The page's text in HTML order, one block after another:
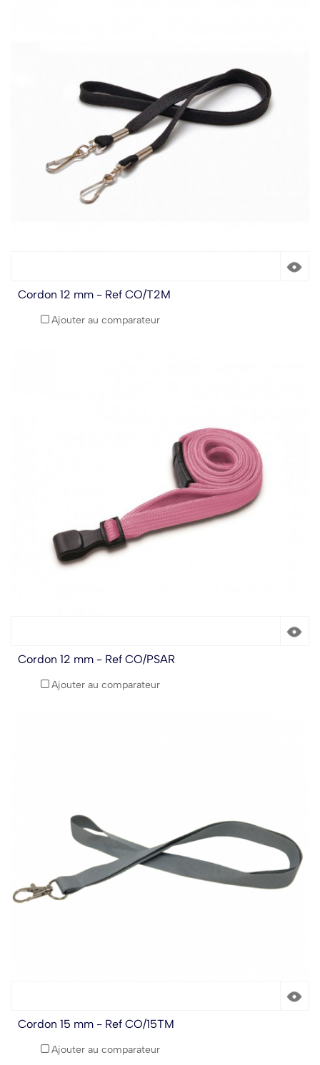
Cordon 12 mm - Ref CO/T2M
Ajouter au comparateur
Cordon 12 mm - Ref CO/PSAR
Ajouter au comparateur
Cordon 15 mm - Ref CO/15TM
Ajouter au comparateur